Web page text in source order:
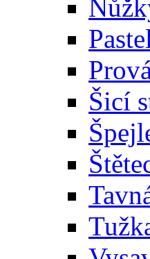
Šicí